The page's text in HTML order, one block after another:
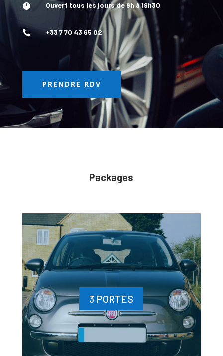
 Ouvert tous les jours de 6h à 19h30
 +33 7 70 43 65 02
PRENDRE RDV
Packages
3 PORTES